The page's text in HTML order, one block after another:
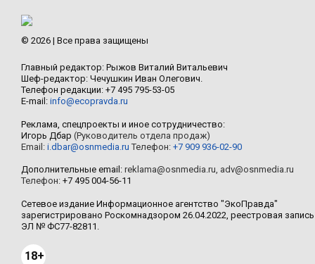
© 2026 | Все права защищены
Главный редактор: Рыжов Виталий Витальевич
Шеф-редактор: Чечушкин Иван Олегович.
Телефон редакции: +7 495 795-53-05
E-mail: info@ecopravda.ru
Реклама, спецпроекты и иное сотрудничество:
Игорь Дбар (Руководитель отдела продаж)
Email: i.dbar@osnmedia.ru Телефон: +7 909 936-02-90
Дополнительные email: reklama@osnmedia.ru, adv@osnmedia.ru
Телефон: +7 495 004-56-11
Сетевое издание Информационное агентство "ЭкоПравда"
зарегистрировано Роскомнадзором 26.04.2022, реестровая запись
ЭЛ № ФС77-82811.
18+